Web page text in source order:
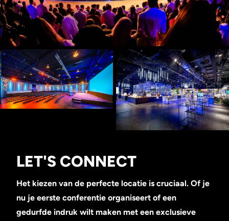
LET'S CONNECT
Het kiezen van de perfecte locatie is cruciaal. Of je
nu je eerste conferentie organiseert of een
gedurfde indruk wilt maken met een exclusieve